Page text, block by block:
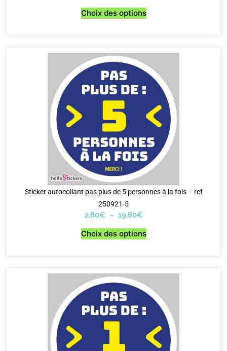
Choix des options
Sticker autocollant pas plus de 5 personnes à la fois – ref
250921-5
2,80€ – 19,80€
Choix des options